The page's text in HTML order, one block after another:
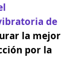
de
la mejor
por la